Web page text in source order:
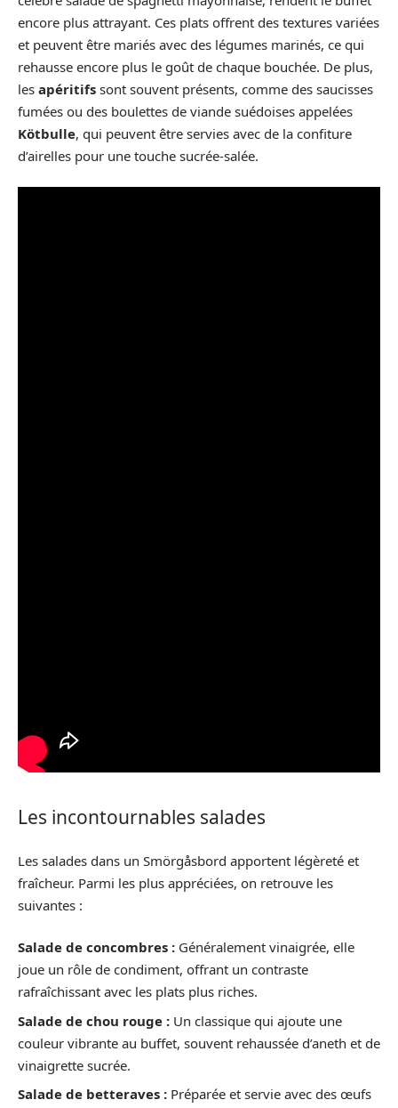
encore plus attrayant. Ces plats offrent des textures variées
et peuvent être mariés avec des légumes marinés, ce qui
rehausse encore plus le goût de chaque bouchée. De plus,
les apéritifs sont souvent présents, comme des saucisses
fumées ou des boulettes de viande suédoises appelées
Kötbulle, qui peuvent être servies avec de la confiture
d’airelles pour une touche sucrée-salée.
Les incontournables salades
Les salades dans un Smörgåsbord apportent légèreté et
fraîcheur. Parmi les plus appréciées, on retrouve les
suivantes :
Salade de concombres : Généralement vinaigrée, elle
joue un rôle de condiment, offrant un contraste
rafraîchissant avec les plats plus riches.
Salade de chou rouge : Un classique qui ajoute une
couleur vibrante au buffet, souvent rehaussée d’aneth et de
vinaigrette sucrée.
Salade de betteraves : Préparée et servie avec des œufs